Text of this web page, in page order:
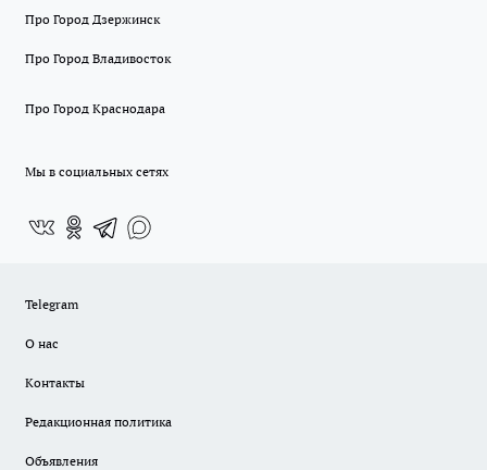
Про Город Дзержинск
Про Город Владивосток
Про Город Краснодара
Мы в социальных сетях
Telegram
О нас
Контакты
Редакционная политика
Объявления